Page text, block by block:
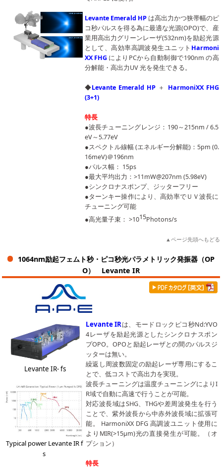
Levante Emerald HPは高出力かつ狭帯幅のピ
コ秒パルスを得る為に最適な光源(OPO)で、産
業用高出力グリーンレーザ(532nm)を励起光源
として、高効率高調波発生ユニット Harmoni
XX FHG によりPCから自動制御で190nm の高
分解能・高出力UV 光を発生できる。
◆Levante Emerald HP ＋
HarmoniXX FHG
(3+1)
特長
●波長チューニングレンジ：190～215nm / 6.5
eV～5.77eV
●スペクトル線幅 (エネルギー分解能)：5pm (0.
16meV)＠196nm
●パルス幅： 15ps
●最大平均出力：>11mW@207nm (5.98eV)
●シンクロナスポンプ、ジッターフリー
●ターンキー操作により、高効率でＵＶ波長に
チューニング可能
●高光量子束： >1015Photons/s
▲ページ先頭へもどる
1064nm励起フェムト秒・ピコ秒光パラメトリック発振器（OP
O） Levante IR
Levante IR- fs
Typical power Levante IR f
s
Levante IRは、モードロックピコ秒Nd:YVO
4レーザを励起光源としたシンクロナスポン
プOPO。OPOと励起レーザとの間のパルスジ
ッターは無い。
繰返し周波数固定の励起レーザ専用にするこ
とで、低コストで高出力を実現。
波長チューニングは温度チューニングによりI
R域で自動に高速で行うことが可能。
対応波長域はSHG、THGや差周波発生を行う
ことで、紫外波長から中赤外波長域に拡張可
能。 HarmoniXX DFG 高調波ユニット使用に
よりMIR(>15μm)光の直接発生が可能。（オ
プション）
特長